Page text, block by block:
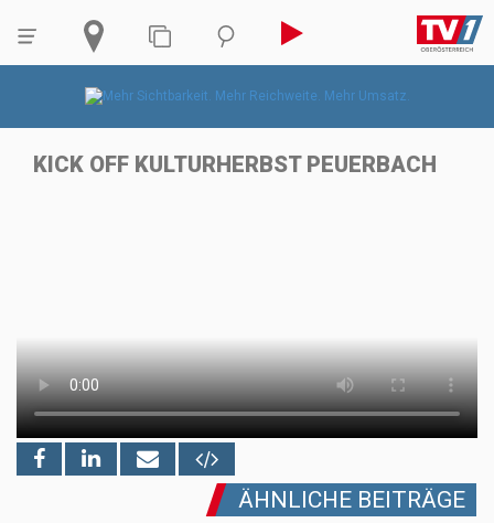
KICK OFF KULTURHERBST PEUERBACH
ÄHNLICHE BEITRÄGE